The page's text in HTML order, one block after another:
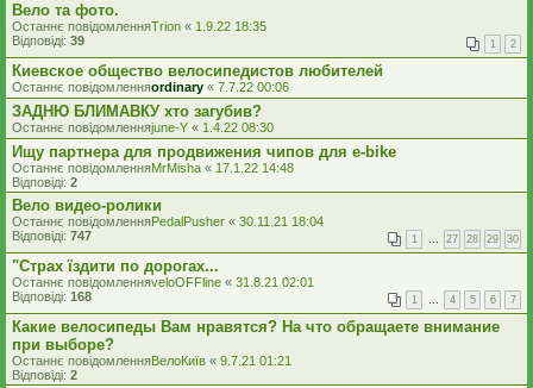
Вело та фото.
Останнє повідомленняTrion « 1.9.22 18:35
Відповіді: 39 1 2
Киевское общество велосипедистов любителей
Останнє повідомленняordinary « 7.7.22 00:06
ЗАДНЮ БЛИМАВКУ хто загубив?
Останнє повідомленняjune-Y « 1.4.22 08:30
Ищу партнера для продвижения чипов для e-bike
Останнє повідомленняMrMisha « 17.1.22 14:48
Відповіді: 2
Вело видео-ролики
Останнє повідомленняPedalPusher « 30.11.21 18:04
Відповіді: 747 1 … 27 28 29 30
"Страх їздити по дорогах...
Останнє повідомленняveloOFFline « 31.8.21 02:01
Відповіді: 168 1 … 4 5 6 7
Какие велосипеды Вам нравятся? На что обращаете внимание
при выборе?
Останнє повідомленняВелоКиїв « 9.7.21 01:21
Відповіді: 2